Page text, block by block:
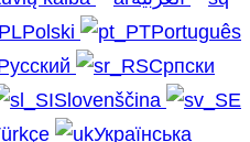
Polski
Português
Српски
Slovenščina
Українська